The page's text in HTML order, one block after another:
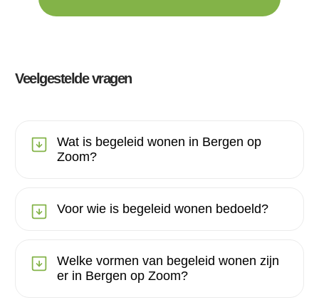
Veelgestelde vragen
Wat is begeleid wonen in Bergen op
Zoom?
Voor wie is begeleid wonen bedoeld?
Welke vormen van begeleid wonen zijn
er in Bergen op Zoom?